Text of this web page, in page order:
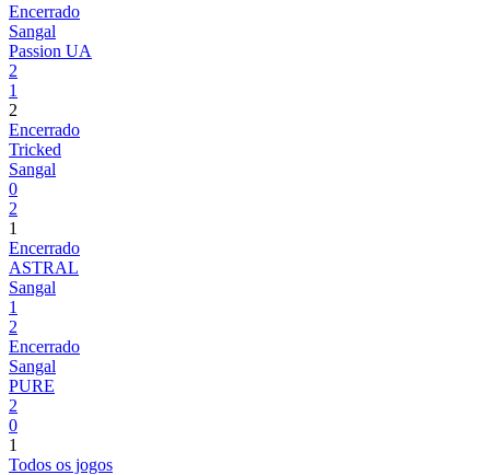
Encerrado
Sangal
Passion UA
2
1
2
Encerrado
Tricked
Sangal
0
2
1
Encerrado
ASTRAL
Sangal
1
2
Encerrado
Sangal
PURE
2
0
1
Todos os jogos